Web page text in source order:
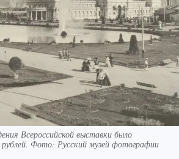
Всероссийской выставки было
рублей. Фото: Русский музей фотографии